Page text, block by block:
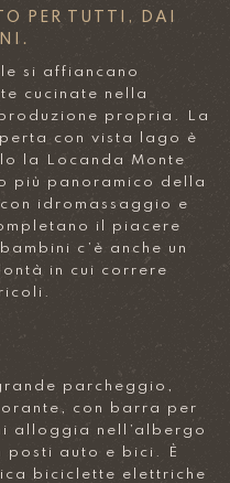
PER TUTTI, DAI
si affiancano
cucinate nella
propria. La
con vista lago è
la Locanda Monte
più panoramico della
idromassaggio e
il piacere
c’è anche un
in cui correre
parcheggio,
con barra per
alloggia nell’albergo
posti auto e bici. È
biciclette elettriche